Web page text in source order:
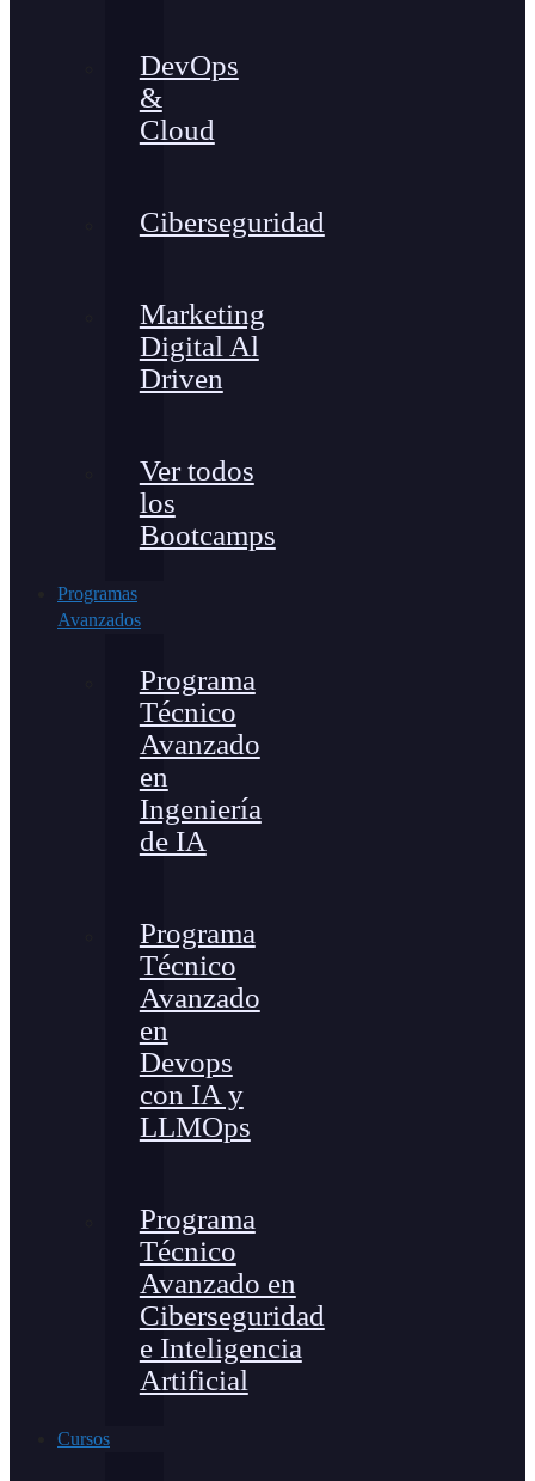
DevOps
&
Cloud
Ciberseguridad
Marketing
Digital Al
Driven
Ver todos
los
Bootcamps
Programas
Avanzados
Programa
Técnico
Avanzado
en
Ingeniería
de IA
Programa
Técnico
Avanzado
en
Devops
con IA y
LLMOps
Programa
Técnico
Avanzado en
Ciberseguridad
e Inteligencia
Artificial
Cursos